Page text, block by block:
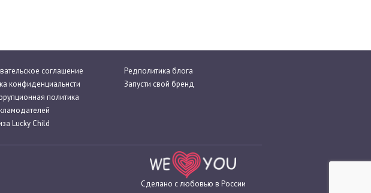
соглашение
конфиденциальнсти
политика
Lucky Child
Редполитика блога
Запусти свой бренд
Сделано с любовью в России